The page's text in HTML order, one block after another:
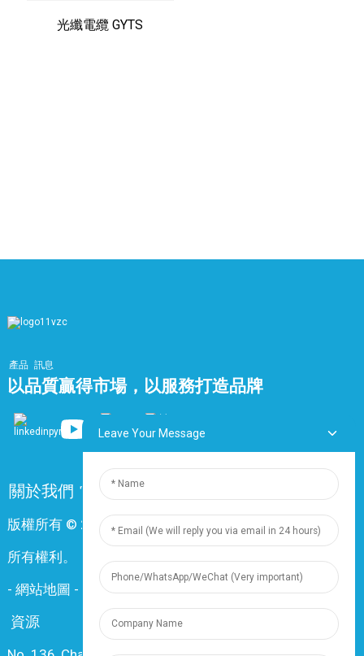
光纖電纜 GYTS
產品 訊息
以品質贏得市場，以服務打造品牌
關於我們 常問問題
版權所有 © 2024 上海鼎尊電氣電纜股份有限公司。保留
所有權利。
- 網站地圖 - Resource
資源
Leave Your Message